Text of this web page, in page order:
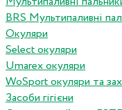
BRS Мультипаливні
Окуляри
Select окуляри
Umarex окуляри
WoSport окуляри та
Засоби гігієни